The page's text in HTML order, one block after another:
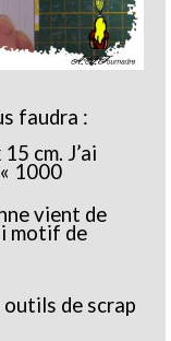
faudra :
cm. J’ai
1000
vient de
motif de
de scrap